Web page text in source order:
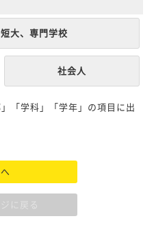
大、専門学校
社会人
「学科」「学年」の項目に出
に戻る